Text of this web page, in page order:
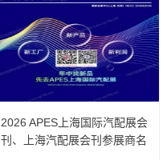
2026 APES上海国际汽配展会
刊、上海汽配展会刊参展商名